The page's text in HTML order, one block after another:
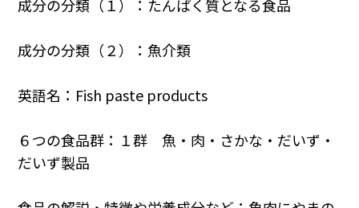
成分の分類（１）：たんぱく質となる食品
成分の分類（２）：魚介類
英語名：Fish paste products
６つの食品群：１群 魚・肉・さかな・だいず・
だいず製品